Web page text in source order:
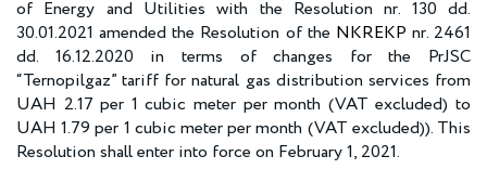
of Energy and Utilities with the Resolution nr. 130 dd.
30.01.2021 amended the Resolution of the NKREKP nr. 2461
dd. 16.12.2020 in terms of changes for the PrJSC
“Ternopilgaz” tariff for natural gas distribution services from
UAH 2.17 per 1 cubic meter per month (VAT excluded) to
UAH 1.79 per 1 cubic meter per month (VAT excluded)). This
Resolution shall enter into force on February 1, 2021.